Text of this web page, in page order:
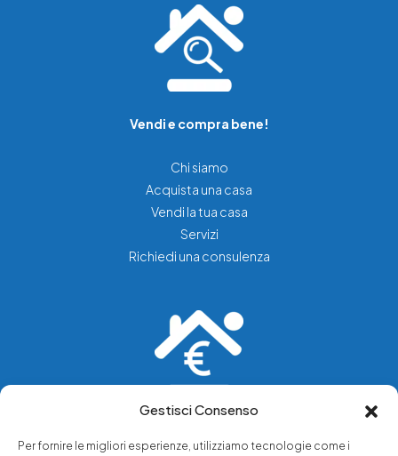
Gestisci Consenso
Per fornire le migliori esperienze, utilizziamo tecnologie come i
Vendi e compra bene!
Chi siamo
Acquista una casa
Vendi la tua casa
Servizi
Richiedi una consulenza